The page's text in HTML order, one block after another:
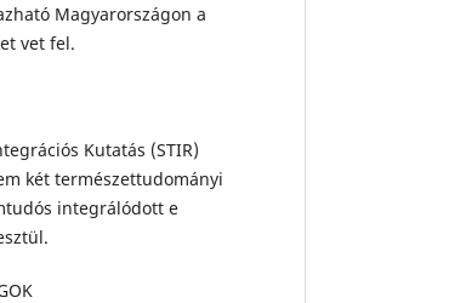
Magyarországon a
vet fel.
Kutatás (STIR)
két természettudományi
integrálódott e